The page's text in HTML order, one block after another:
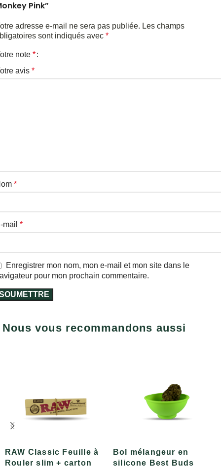
Pink”
adresse e-mail ne sera pas publiée. Les champs
sont indiqués avec *
note *
avis *
*
mail *
Enregistrer mon nom, mon e-mail et mon site dans le
pour mon prochain commentaire.
Nous vous recommandons aussi
RAW Classic Feuille à
Rouler slim + carton
Bol mélangeur en
silicone Best Buds